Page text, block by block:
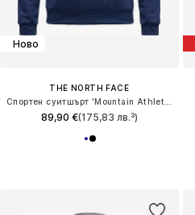
Ново
THE NORTH FACE
89,90 €(175,83 лв.³)